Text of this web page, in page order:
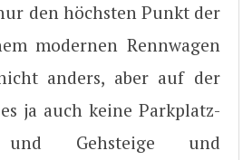
den höchsten Punkt der
modernen Rennwagen
anders, aber auf der
ja auch keine Parkplatz-
und Gehsteige und